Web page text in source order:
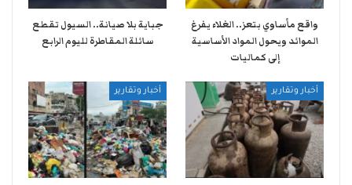
واقع مأساوي بتعز.. الغلاء يفرغ
الموائد ويحول المواد الأساسية
إلى كماليات
جباية بلا صيانة.. السيول تقطع
سائلة المقاطرة لليوم الرابع
أخبار وتقارير أخبار وتقارير